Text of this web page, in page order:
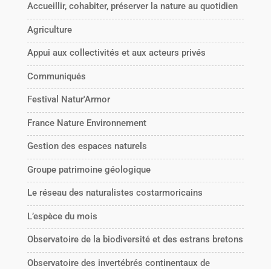
Accueillir, cohabiter, préserver la nature au quotidien
Agriculture
Appui aux collectivités et aux acteurs privés
Communiqués
Festival Natur'Armor
France Nature Environnement
Gestion des espaces naturels
Groupe patrimoine géologique
Le réseau des naturalistes costarmoricains
L’espèce du mois
Observatoire de la biodiversité et des estrans bretons
Observatoire des invertébrés continentaux de